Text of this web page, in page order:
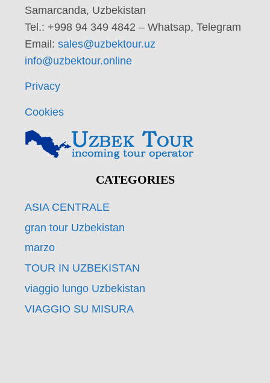
Samarcanda, Uzbekistan
Tel.: +998 94 349 4842 – Whatsap, Telegram
Email: sales@uzbektour.uz
info@uzbektour.online
Privacy
Cookies
CATEGORIES
ASIA CENTRALE
gran tour Uzbekistan
marzo
TOUR IN UZBEKISTAN
viaggio lungo Uzbekistan
VIAGGIO SU MISURA